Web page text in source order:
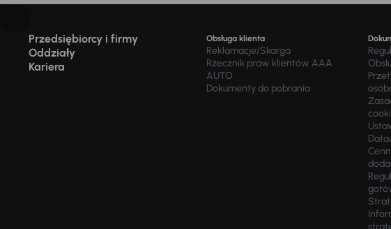
Przedsiębiorcy i firmy
Oddziały
Kariera
Obsługa klienta
Reklamacje/Skarga
Rzecznik praw klientów AAA
AUTO
Dokumenty do pobrania